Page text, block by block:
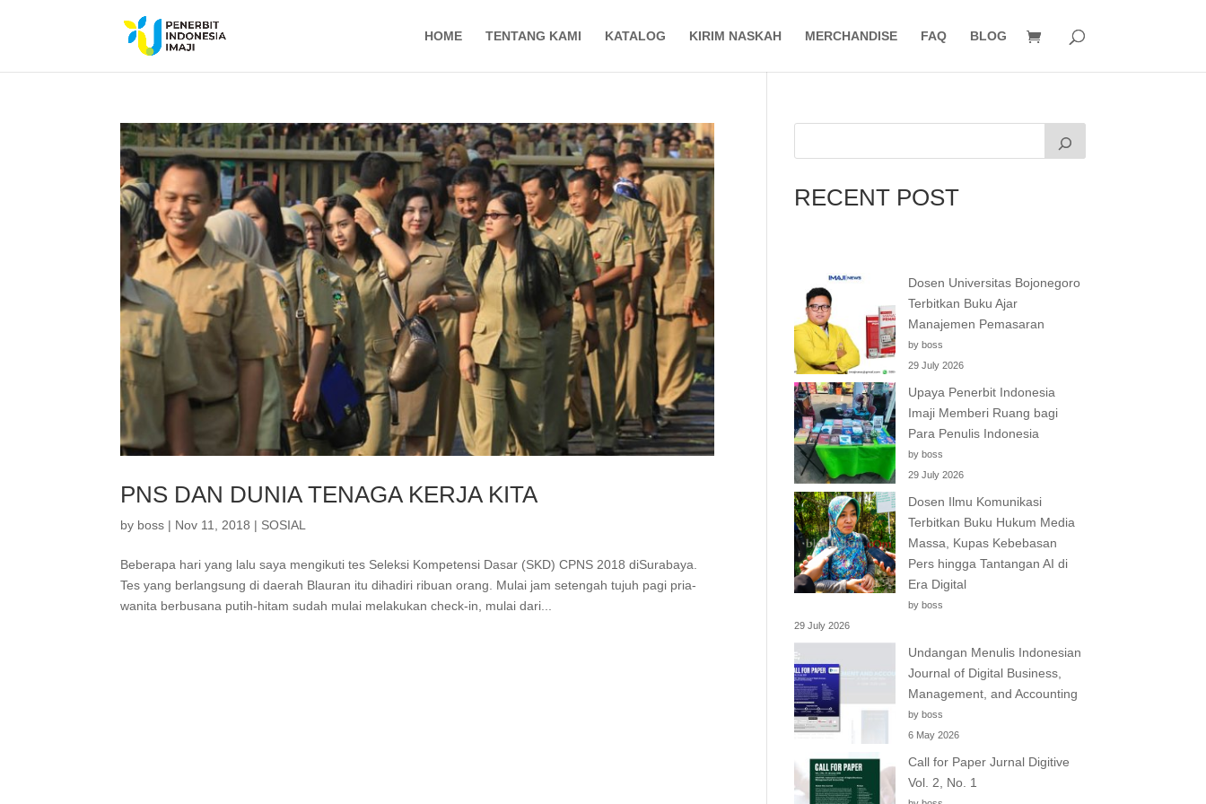
HOME TENTANG KAMI KATALOG KIRIM NASKAH MERCHANDISE FAQ BLOG
PNS DAN DUNIA TENAGA KERJA KITA
by boss | Nov 11, 2018 | SOSIAL
Beberapa hari yang lalu saya mengikuti tes Seleksi Kompetensi Dasar (SKD) CPNS 2018 diSurabaya.
Tes yang berlangsung di daerah Blauran itu dihadiri ribuan orang. Mulai jam setengah tujuh pagi pria-
wanita berbusana putih-hitam sudah mulai melakukan check-in, mulai dari...
RECENT POST
Dosen Universitas Bojonegoro
Terbitkan Buku Ajar
Manajemen Pemasaran
by boss
29 July 2026
Upaya Penerbit Indonesia
Imaji Memberi Ruang bagi
Para Penulis Indonesia
by boss
29 July 2026
Dosen Ilmu Komunikasi
Terbitkan Buku Hukum Media
Massa, Kupas Kebebasan
Pers hingga Tantangan AI di
Era Digital
by boss
29 July 2026
Undangan Menulis Indonesian
Journal of Digital Business,
Management, and Accounting
by boss
6 May 2026
Call for Paper Jurnal Digitive
Vol. 2, No. 1